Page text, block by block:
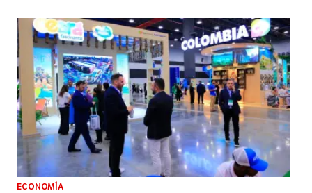
ECONOMÍA